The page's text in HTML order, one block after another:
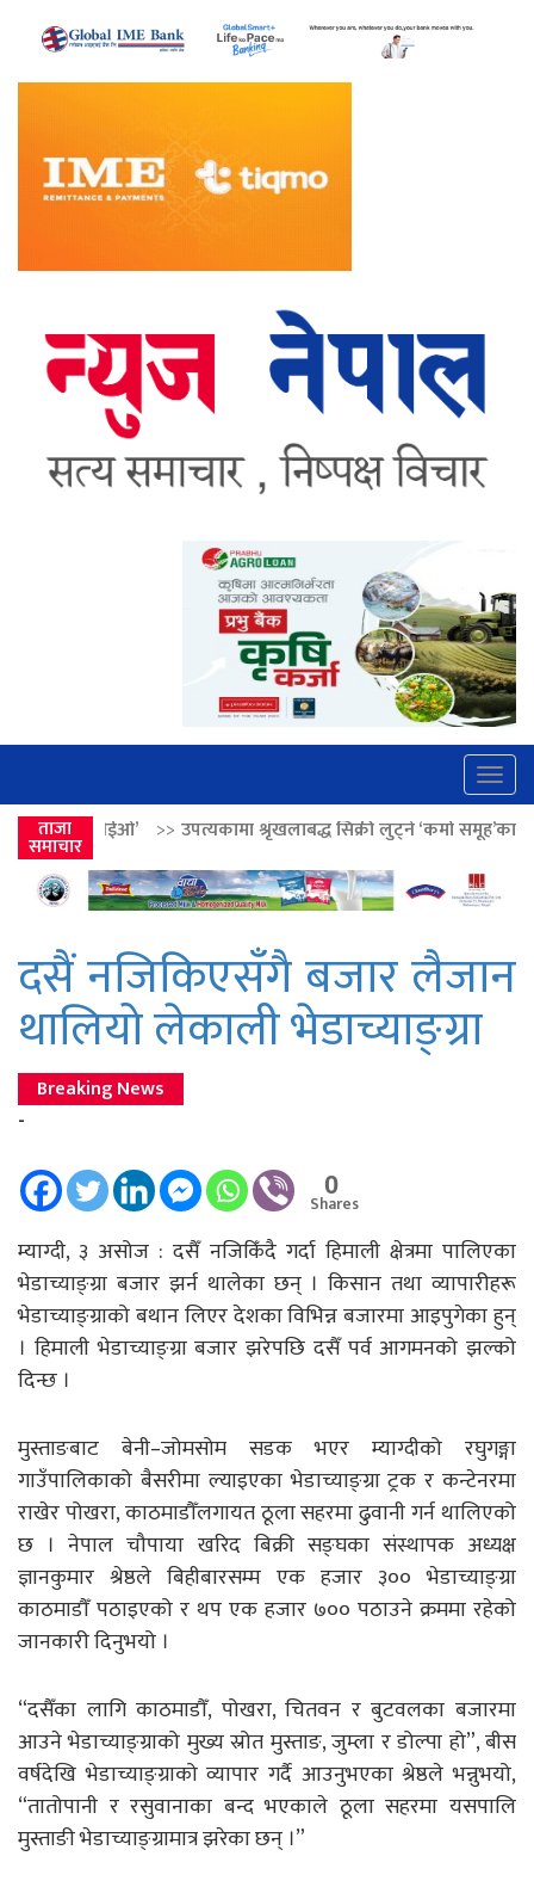
ताजा
समाचार
उपत्यकामा श्रृंखलाबद्ध सिक्री लुट्ने ‘कर्मा समूह’का नाइकेसहित पाँच पक्राउ
दसैं नजिकिएसँगै बजार लैजान
थालियो लेकाली भेडाच्याङ्ग्रा
Breaking News
-
0
Shares
म्याग्दी, ३ असोज : दसैँ नजिकिँदै गर्दा हिमाली क्षेत्रमा पालिएका
भेडाच्याङ्ग्रा बजार झर्न थालेका छन् । किसान तथा व्यापारीहरू
भेडाच्याङ्ग्राको बथान लिएर देशका विभिन्न बजारमा आइपुगेका हुन्
। हिमाली भेडाच्याङ्ग्रा बजार झरेपछि दसैँ पर्व आगमनको झल्को
दिन्छ ।
मुस्ताङबाट बेनी–जोमसोम सडक भएर म्याग्दीको रघुगङ्गा
गाउँपालिकाको बैसरीमा ल्याइएका भेडाच्याङ्ग्रा ट्रक र कन्टेनरमा
राखेर पोखरा, काठमाडौँलगायत ठूला सहरमा ढुवानी गर्न थालिएको
छ । नेपाल चौपाया खरिद बिक्री सङ्घका संस्थापक अध्यक्ष
ज्ञानकुमार श्रेष्ठले बिहीबारसम्म एक हजार ३०० भेडाच्याङ्ग्रा
काठमाडौँ पठाइएको र थप एक हजार ७०० पठाउने क्रममा रहेको
जानकारी दिनुभयो ।
“दसैँका लागि काठमाडौँ, पोखरा, चितवन र बुटवलका बजारमा
आउने भेडाच्याङ्ग्राको मुख्य स्रोत मुस्ताङ, जुम्ला र डोल्पा हो”, बीस
वर्षदेखि भेडाच्याङ्ग्राको व्यापार गर्दै आउनुभएका श्रेष्ठले भन्नुभयो,
“तातोपानी र रसुवानाका बन्द भएकाले ठूला सहरमा यसपालि
मुस्ताङी भेडाच्याङ्ग्रामात्र झरेका छन् ।”